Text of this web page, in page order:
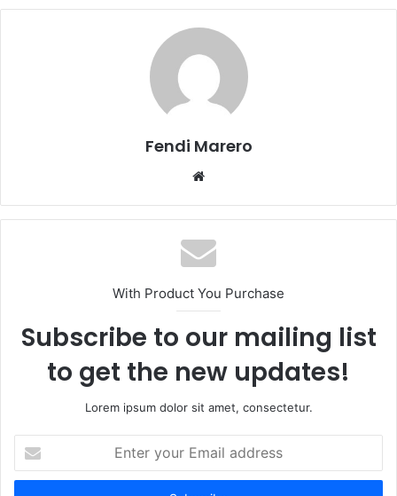
Fendi Marero
With Product You Purchase
Subscribe to our mailing list
to get the new updates!
Lorem ipsum dolor sit amet, consectetur.
your
Email